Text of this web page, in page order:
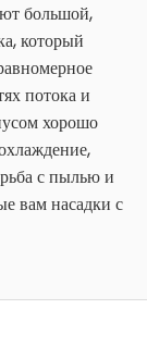
большой,
который
потока и
хорошо
с пылью и
вам насадки с